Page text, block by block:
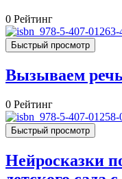
0 Рейтинг
Быстрый просмотр
Вызываем речь
0 Рейтинг
Быстрый просмотр
Нейросказки